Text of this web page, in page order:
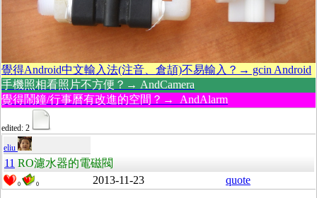
覺得Android中文輸入法(注音、倉頡)不易輸入？→ gcin Android
手機照相看照片不方便？→ AndCamera
覺得鬧鐘/行事曆有改進的空間？→ AndAlarm
edited: 2
eliu
11 RO濾水器的電磁閥
0 0 2013-11-23 quote